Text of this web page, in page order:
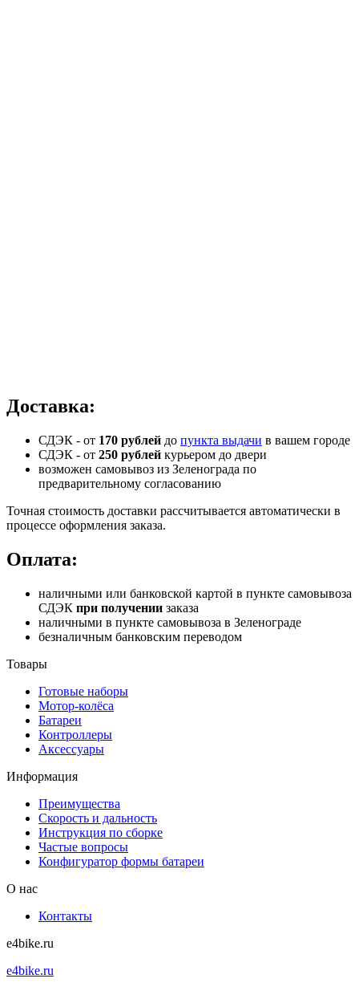
Доставка:
СДЭК - от 170 рублей до пункта выдачи в вашем городе
СДЭК - от 250 рублей курьером до двери
возможен самовывоз из Зеленограда по
предварительному согласованию
Точная стоимость доставки рассчитывается автоматически в
процессе оформления заказа.
Оплата:
наличными или банковской картой в пункте самовывоза
СДЭК при получении заказа
наличными в пункте самовывоза в Зеленограде
безналичным банковским переводом
Товары
Готовые наборы
Мотор-колёса
Батареи
Контроллеры
Аксессуары
Информация
Преимущества
Скорость и дальность
Инструкция по сборке
Частые вопросы
Конфигуратор формы батареи
О нас
Контакты
e4bike.ru
e4bike.ru